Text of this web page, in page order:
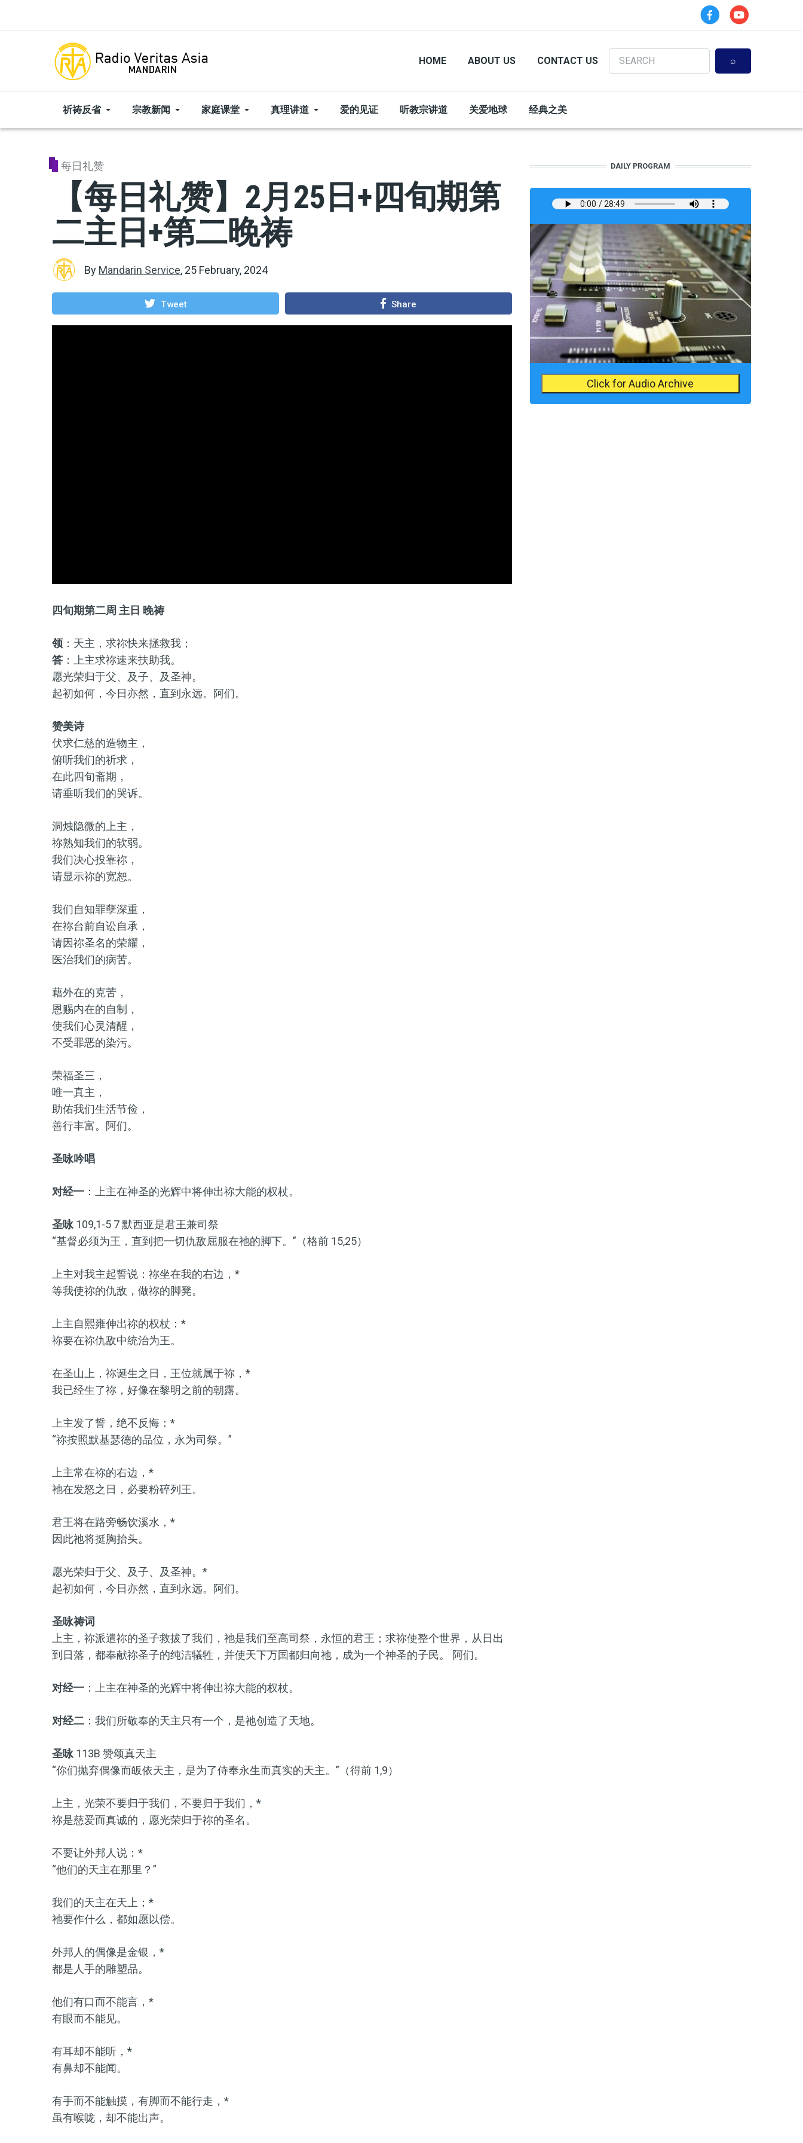
HOME ABOUT US CONTACT US
Search
祈祷反省 宗教新闻 家庭课堂 真理讲道 爱的见证 听教宗讲道 关爱地球 经典之美
每日礼赞
【每日礼赞】2月25日+四旬期第
二主日+第二晚祷
By Mandarin Service, 25 February, 2024
Tweet Share
四旬期第二周 主日 晚祷
领 ：天主，求祢快来拯救我；
答 ：上主求祢速来扶助我。
愿光荣归于父、及子、及圣神。
起初如何，今日亦然，直到永远。阿们。
赞美诗
伏求仁慈的造物主，
俯听我们的祈求，
在此四旬斋期，
请垂听我们的哭诉。
洞烛隐微的上主，
祢熟知我们的软弱。
我们决心投靠祢，
请显示祢的宽恕。
我们自知罪孽深重，
在祢台前自讼自承，
请因祢圣名的荣耀，
医治我们的病苦。
藉外在的克苦，
恩赐内在的自制，
使我们心灵清醒，
不受罪恶的染污。
荣福圣三，
唯一真主，
助佑我们生活节俭，
善行丰富。阿们。
圣咏吟唱
对经一 ：上主在神圣的光辉中将伸出祢大能的权杖。
圣咏109,1-5 7 默西亚是君王兼司祭
“基督必须为王，直到把一切仇敌屈服在祂的脚下。”（格前 15,25）
上主对我主起誓说：祢坐在我的右边，*
等我使祢的仇敌，做祢的脚凳。
上主自熙雍伸出祢的权杖：*
祢要在祢仇敌中统治为王。
在圣山上，祢诞生之日，王位就属于祢，*
我已经生了祢，好像在黎明之前的朝露。
上主发了誓，绝不反悔：*
“祢按照默基瑟德的品位，永为司祭。”
上主常在祢的右边，*
祂在发怒之日，必要粉碎列王。
君王将在路旁畅饮溪水，*
因此祂将挺胸抬头。
愿光荣归于父、及子、及圣神。*
起初如何，今日亦然，直到永远。阿们。
圣咏祷词
上主，祢派遣祢的圣子救拔了我们，祂是我们至高司祭，永恒的君王；求祢使整个世界，从日出
到日落，都奉献祢圣子的纯洁犠牲，并使天下万国都归向祂，成为一个神圣的子民。 阿们。
对经一 ：上主在神圣的光辉中将伸出祢大能的权杖。
对经二 ：我们所敬奉的天主只有一个，是祂创造了天地。
圣咏113B 赞颂真天主
“你们抛弃偶像而皈依天主，是为了侍奉永生而真实的天主。”（得前 1,9）
上主，光荣不要归于我们，不要归于我们，*
祢是慈爱而真诚的，愿光荣归于祢的圣名。
不要让外邦人说：*
“他们的天主在那里？”
我们的天主在天上；*
祂要作什么，都如愿以偿。
外邦人的偶像是金银，*
都是人手的雕塑品。
他们有口而不能言，*
有眼而不能见。
有耳却不能听，*
有鼻却不能闻。
有手而不能触摸，有脚而不能行走，*
虽有喉咙，却不能出声。
DAILY PROGRAM
Click for Audio Archive